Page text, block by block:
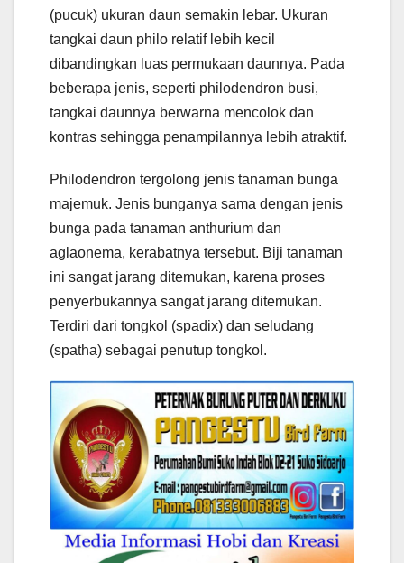
(pucuk) ukuran daun semakin lebar. Ukuran
tangkai daun philo relatif lebih kecil
dibandingkan luas permukaan daunnya. Pada
beberapa jenis, seperti philodendron busi,
tangkai daunnya berwarna mencolok dan
kontras sehingga penampilannya lebih atraktif.
Philodendron tergolong jenis tanaman bunga
majemuk. Jenis bunganya sama dengan jenis
bunga pada tanaman anthurium dan
aglaonema, kerabatnya tersebut. Biji tanaman
ini sangat jarang ditemukan, karena proses
penyerbukannya sangat jarang ditemukan.
Terdiri dari tongkol (spadix) dan seludang
(spatha) sebagai penutup tongkol.